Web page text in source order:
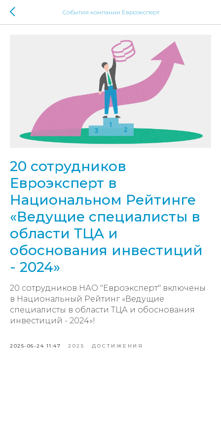
События компании Евроэксперт
20 сотрудников
Евроэксперт в
Национальном Рейтинге
«Ведущие специалисты в
области ТЦА и
обоснования инвестиций
- 2024»
20 сотрудников НАО "Евроэксперт" включены
в Национальный Рейтинг «Ведущие
специалисты в области ТЦА и обоснования
инвестиций - 2024»!
2025-06-24 11:47 2025 ДОСТИЖЕНИЯ